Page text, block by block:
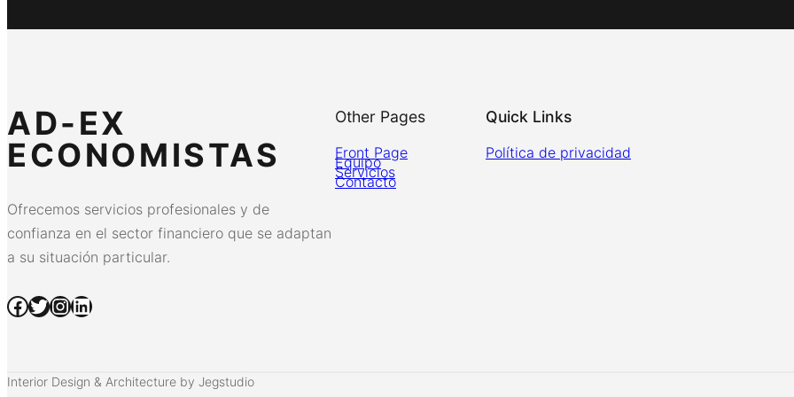
AD-EX
ECONOMISTAS
Ofrecemos servicios profesionales y de
confianza en el sector financiero que se adaptan
a su situación particular.
Facebook Twitter InstagramLinkedIn
Other Pages
Front Page
Equipo
Servicios
Contacto
Quick Links
Política de privacidad
Interior Design & Architecture by Jegstudio